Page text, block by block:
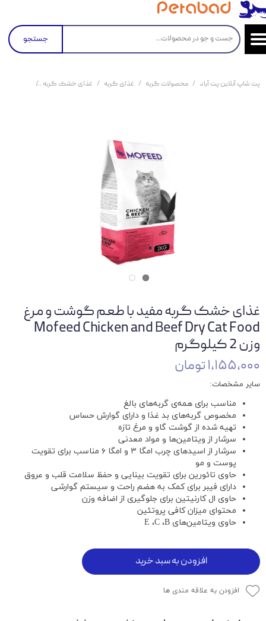
جستجو
پت شاپ آنلاین پت آباد محصولات گربه غذای گربه غذای خشک گربه
غذای خشک گربه مفید با طعم گوشت و مرغ
Mofeed Chicken and Beef Dry Cat Food
وزن 2 کیلوگرم
۱,۱۵۵,۰۰۰ تومان
سایر مشخصات:
مناسب برای همه‌ی گربه‌های بالغ
مخصوص گربه‌های بد غذا و دارای گوارش حساس
تهیه شده از گوشت گاو و مرغ تازه
سرشار از ویتامین‌ها و مواد معدنی
سرشار از اسیدهای چرب امگا ۳ و امگا ۶ مناسب برای تقویت
پوست و مو
حاوی تائورین برای تقویت بینایی و حفظ سلامت قلب و عروق
دارای فیبر برای کمک به هضم راحت و سیستم گوارشی
حاوی ال کارنیتین برای جلوگیری از اضافه وزن
محتوای میزان کافی پروتئین
حاوی ویتامین‌های E ،C ،B
افزودن به سبد خرید
افزودن به علاقه مندی ها